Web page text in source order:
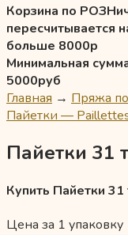
Корзина по
пересчитывается
больше 8000р
Минимальная
5000руб
Главная → Пряжа
Пайетки —
Пайетки 31
Купить Пайетки 31
Цена за 1 упаковку